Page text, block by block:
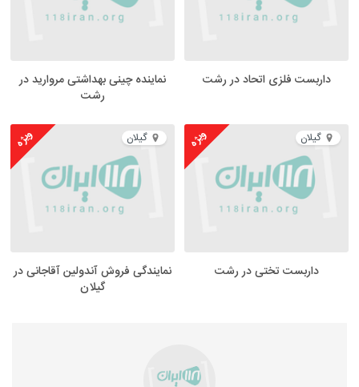
داربست فلزی اتحاد در رشت
نماینده چینی بهداشتی مروارید در
رشت
گیلان ویژه
داربست تختی در رشت
گیلان ویژه
نمایندگی فروش آندولین آقاجانی در
گیلان